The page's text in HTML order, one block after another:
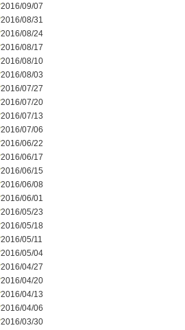
2016/09/07
2016/08/31
2016/08/24
2016/08/17
2016/08/10
2016/08/03
2016/07/27
2016/07/20
2016/07/13
2016/07/06
2016/06/22
2016/06/17
2016/06/15
2016/06/08
2016/06/01
2016/05/23
2016/05/18
2016/05/11
2016/05/04
2016/04/27
2016/04/20
2016/04/13
2016/04/06
2016/03/30